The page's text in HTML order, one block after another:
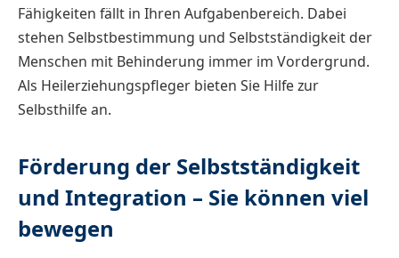
Fähigkeiten fällt in Ihren Aufgabenbereich. Dabei
stehen Selbstbestimmung und Selbstständigkeit der
Menschen mit Behinderung immer im Vordergrund.
Als Heilerziehungspfleger bieten Sie Hilfe zur
Selbsthilfe an.
Förderung der Selbstständigkeit
und Integration – Sie können viel
bewegen